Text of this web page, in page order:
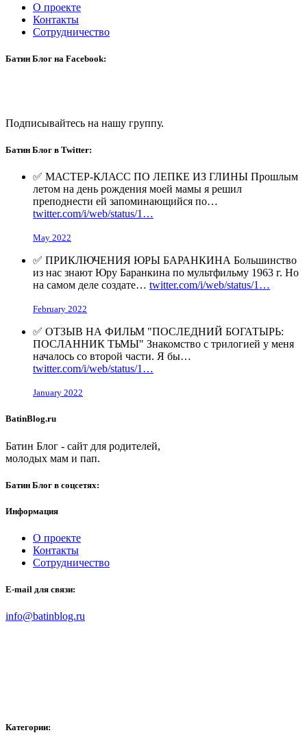
О проекте
Контакты
Сотрудничество
Батин Блог на Facebook:
Подписывайтесь на нашу группу.
Батин Блог в Twitter:
✅ МАСТЕР-КЛАСС ПО ЛЕПКЕ ИЗ ГЛИНЫ Прошлым
летом на день рождения моей мамы я решил
преподнести ей запоминающийся по…
twitter.com/i/web/status/1…
May 2022
✅ ПРИКЛЮЧЕНИЯ ЮРЫ БАРАНКИНА Большинство
из нас знают Юру Баранкина по мультфильму 1963 г. Но
на самом деле создате… twitter.com/i/web/status/1…
February 2022
✅ ОТЗЫВ НА ФИЛЬМ "ПОСЛЕДНИЙ БОГАТЫРЬ:
ПОСЛАННИК ТЬМЫ" Знакомство с трилогией у меня
началось со второй части. Я бы…
twitter.com/i/web/status/1…
January 2022
BatinBlog.ru
Батин Блог - сайт для родителей,
молодых мам и пап.
Батин Блог в соцсетях:
Информация
О проекте
Контакты
Сотрудничество
E-mail для связи:
info@batinblog.ru
Категории: